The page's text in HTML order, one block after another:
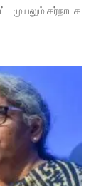
முயலும் கர்நாடக